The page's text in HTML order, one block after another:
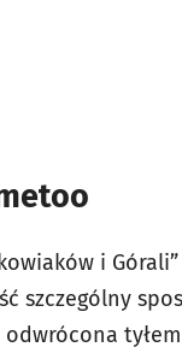
i
szczególny